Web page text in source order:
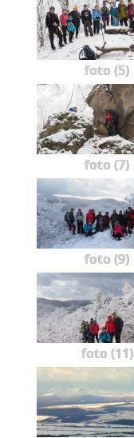
foto (5)
foto (7)
foto (9)
foto (11)